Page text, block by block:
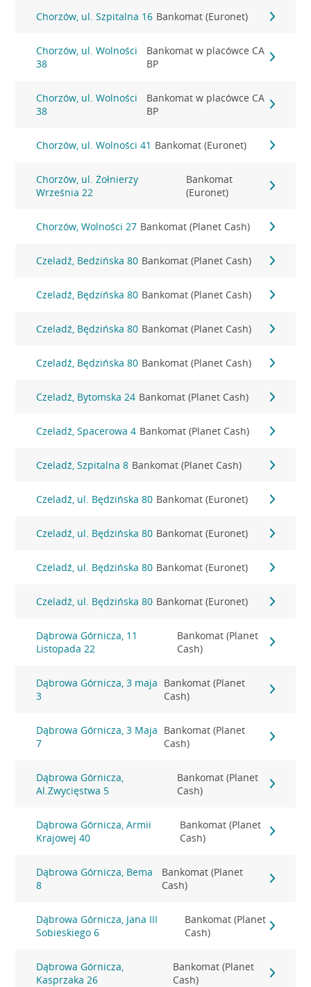
Chorzów, ul. Szpitalna 16 Bankomat (Euronet)
Chorzów, ul. Wolności
38
Bankomat w placówce CA
BP
Chorzów, ul. Wolności
38
Bankomat w placówce CA
BP
Chorzów, ul. Wolności 41 Bankomat (Euronet)
Chorzów, ul. Żołnierzy
Września 22
Bankomat
(Euronet)
Chorzów, Wolności 27 Bankomat (Planet Cash)
Czeladź, Bedzińska 80 Bankomat (Planet Cash)
Czeladź, Będzińska 80 Bankomat (Planet Cash)
Czeladź, Będzińska 80 Bankomat (Planet Cash)
Czeladź, Będzińska 80 Bankomat (Planet Cash)
Czeladź, Bytomska 24 Bankomat (Planet Cash)
Czeladź, Spacerowa 4 Bankomat (Planet Cash)
Czeladź, Szpitalna 8 Bankomat (Planet Cash)
Czeladź, ul. Będzińska 80 Bankomat (Euronet)
Czeladź, ul. Będzińska 80 Bankomat (Euronet)
Czeladź, ul. Będzińska 80 Bankomat (Euronet)
Czeladź, ul. Będzińska 80 Bankomat (Euronet)
Dąbrowa Górnicza, 11
Listopada 22
Bankomat (Planet
Cash)
Dąbrowa Górnicza, 3 maja
3
Bankomat (Planet
Cash)
Dąbrowa Górnicza, 3 Maja
7
Bankomat (Planet
Cash)
Dąbrowa Górnicza,
Al.Zwycięstwa 5
Bankomat (Planet
Cash)
Dąbrowa Górnicza, Armii
Krajowej 40
Bankomat (Planet
Cash)
Dąbrowa Górnicza, Bema
8
Bankomat (Planet
Cash)
Dąbrowa Górnicza, Jana III
Sobieskiego 6
Bankomat (Planet
Cash)
Dąbrowa Górnicza,
Kasprzaka 26
Bankomat (Planet
Cash)